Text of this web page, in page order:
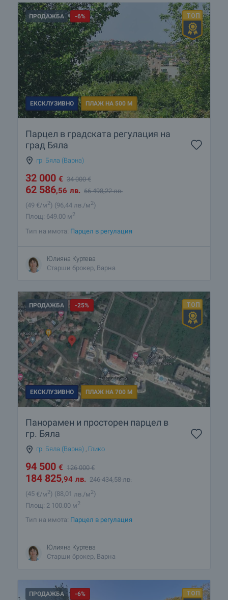
ПРОДАЖБА -6%
ЕКСКЛУЗИВНО ПЛАЖ НА 500 М
Парцел в градската регулация на
град Бяла
гр. Бяла (Варна)
32 000 € 34 000€
62 586,56 лв. 66 498,22 лв.
(49 €/м2) (96,44 лв./м2)
Площ: 649.00 м2
Тип на имота: Парцел в регулация
Юлияна Куртева
Старши брокер, Варна
ПРОДАЖБА -25%
ЕКСКЛУЗИВНО ПЛАЖ НА 700 М
Панорамен и просторен парцел в
гр. Бяла
гр. Бяла (Варна) , Глико
94 500 € 126 000€
184 825,94 лв. 246 434,58 лв.
(45 €/м2) (88,01 лв./м2)
Площ: 2 100.00 м2
Тип на имота: Парцел в регулация
Юлияна Куртева
Старши брокер, Варна
ПРОДАЖБА -6%